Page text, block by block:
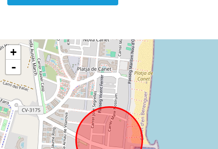
+
-